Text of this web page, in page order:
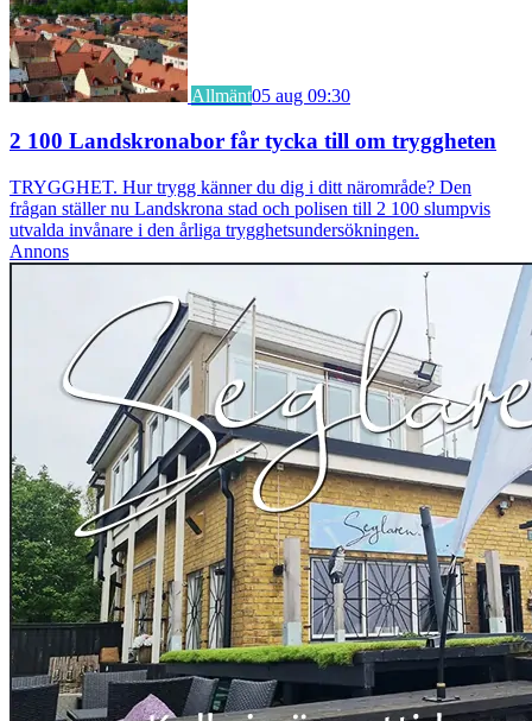
Allmänt05 aug 09:30
2 100 Landskronabor får tycka till om tryggheten
TRYGGHET. Hur trygg känner du dig i ditt närområde? Den
frågan ställer nu Landskrona stad och polisen till 2 100 slumpvis
utvalda invånare i den årliga trygghetsundersökningen.
Annons